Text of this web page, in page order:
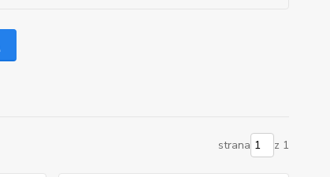
strana z 1